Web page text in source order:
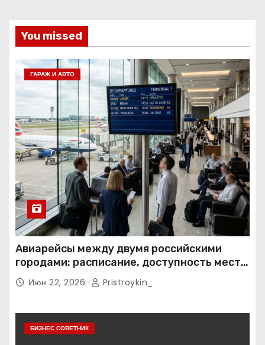
You missed
ГАРАЖ И АВТО
Авиарейсы между двумя российскими
городами: расписание, доступность мест и
тарифные условия
Июн 22, 2026 Pristroykin_
БИЗНЕС СОВЕТНИК